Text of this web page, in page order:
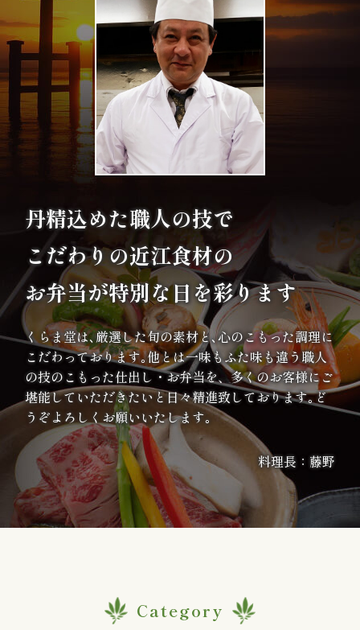
ア
お
座
敷
利
店
舗
案
種
類
ら
選
ぶ
丹精込めた職人の技で
こだわりの近江食材の
お弁当が特別な日を彩ります
くらま堂は､厳選した旬の素材と､心のこもった調理に
こだわっております｡他とは一味もふた味も違う職人
の技のこもった仕出し・お弁当を、多くのお客様にご
堪能していただきたいと日々精進致しております｡ど
うぞよろしくお願いいたします｡
料理長：藤野
Category